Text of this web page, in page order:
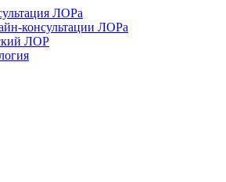
ЛОРа
консультации ЛОРа
ЛОР